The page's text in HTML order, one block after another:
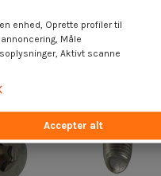
enhed, Oprette profiler til
Måle
Aktivt scanne
Accepter alt